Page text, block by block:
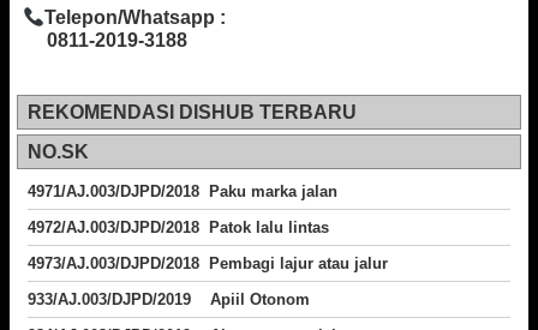
Telepon/Whatsapp :
0811-2019-3188
REKOMENDASI DISHUB TERBARU
NO.SK
4971/AJ.003/DJPD/2018 Paku marka jalan
4972/AJ.003/DJPD/2018 Patok lalu lintas
4973/AJ.003/DJPD/2018
Pembagi lajur atau jalur
933/AJ.003/DJPD/2019 Apiil Otonom